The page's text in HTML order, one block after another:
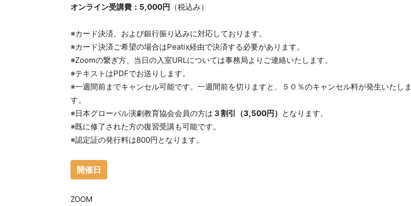
オンライン受講費：5,000円 （税込み）
※カード決済、および銀行振り込みに対応しております。
※カード決済ご希望の場合はPeatix経由で決済する必要があります。
※Zoomの繋ぎ方、当日の入室URLについては事務局よりご連絡いたします。
※テキストはPDFでお送りします。
※一週間前までキャンセル可能です。一週間前を切りますと、５０％のキャンセル料が発生いたしま
す。
※日本グローバル演劇教育協会会員の方は ３割引（3,500円） となります。
※既に修了された方の復習受講も可能です。
※認定証の発行料は800円となります。
開催日
ZOOM